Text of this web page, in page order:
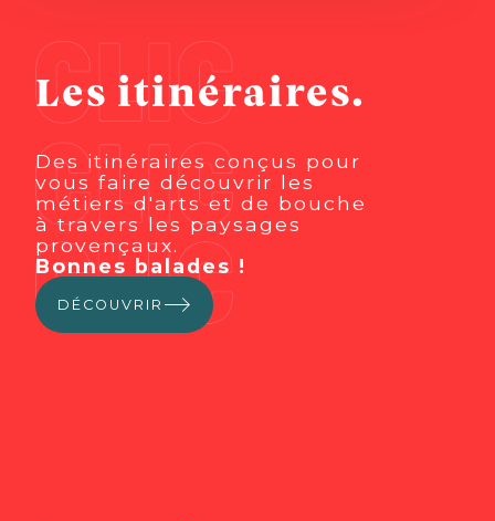
Les itinéraires.
Des itinéraires conçus pour
vous faire découvrir les
métiers d'arts et de bouche
à travers les paysages
provençaux.
Bonnes balades !
DÉCOUVRIR